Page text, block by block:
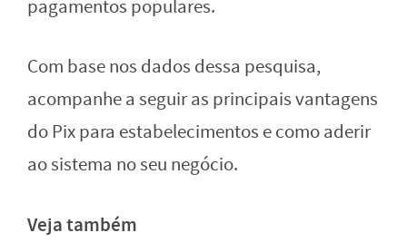
pagamentos populares.
Com base nos dados dessa pesquisa,
acompanhe a seguir as principais vantagens
do Pix para estabelecimentos e como aderir
ao sistema no seu negócio.
Veja também